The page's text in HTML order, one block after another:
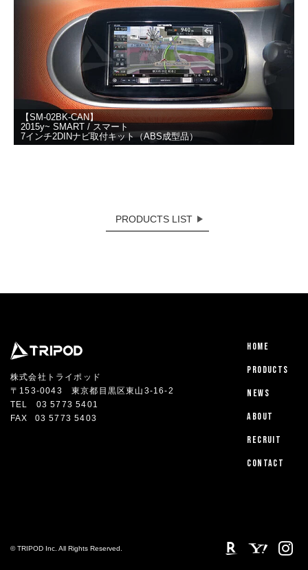
【SM-02BK-CAN】
2015y~ SMART / スマート
7インチ2DINナビ取付キット（ABS成型品）
PRODUCTS LIST
株式会社トライポッド
〒153-0043 東京都目黒区東山3-16-2
TEL
03 5773 5401
FAX
03 5773 5403
HOME
PRODUCTS
NEWS
ABOUT
RECRUIT
CONTACT
© TRIPOD Inc. All Rights Reserved.